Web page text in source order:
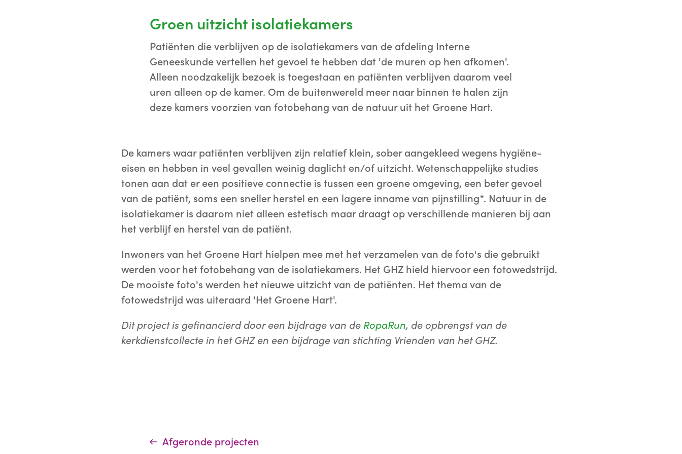
Groen uitzicht isolatiekamers
Patiënten die verblijven op de isolatiekamers van de afdeling Interne
Geneeskunde vertellen het gevoel te hebben dat 'de muren op hen afkomen'.
Alleen noodzakelijk bezoek is toegestaan en patiënten verblijven daarom veel
uren alleen op de kamer. Om de buitenwereld meer naar binnen te halen zijn
deze kamers voorzien van fotobehang van de natuur uit het Groene Hart.
De kamers waar patiënten verblijven zijn relatief klein, sober aangekleed wegens hygiëne-
eisen en hebben in veel gevallen weinig daglicht en/of uitzicht. Wetenschappelijke studies
tonen aan dat er een positieve connectie is tussen een groene omgeving, een beter gevoel
van de patiënt, soms een sneller herstel en een lagere inname van pijnstilling*. Natuur in de
isolatiekamer is daarom niet alleen estetisch maar draagt op verschillende manieren bij aan
het verblijf en herstel van de patiënt.
Inwoners van het Groene Hart hielpen mee met het verzamelen van de foto's die gebruikt
werden voor het fotobehang van de isolatiekamers. Het GHZ hield hiervoor een fotowedstrijd.
De mooiste foto's werden het nieuwe uitzicht van de patiënten. Het thema van de
fotowedstrijd was uiteraard 'Het Groene Hart'.
Dit project is gefinancierd door een bijdrage van de RopaRun, de opbrengst van de
kerkdienstcollecte in het GHZ en een bijdrage van stichting Vrienden van het GHZ.
Afgeronde projecten